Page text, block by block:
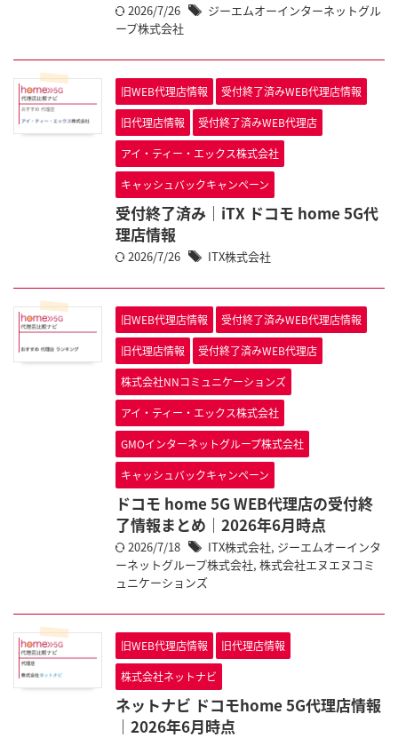
2026/7/26
ジーエムオーインターネットグル
ープ株式会社
旧WEB代理店情報 受付終了済みWEB代理店情報
旧代理店情報 受付終了済みWEB代理店
アイ・ティー・エックス株式会社
キャッシュバックキャンペーン
受付終了済み｜iTX ドコモ home 5G代
理店情報
2026/7/26 ITX株式会社
旧WEB代理店情報 受付終了済みWEB代理店情報
旧代理店情報 受付終了済みWEB代理店
株式会社NNコミュニケーションズ
アイ・ティー・エックス株式会社
GMOインターネットグループ株式会社
キャッシュバックキャンペーン
ドコモ home 5G WEB代理店の受付終
了情報まとめ｜2026年6月時点
2026/7/18 ITX株式会社, ジーエムオーインタ
ーネットグループ株式会社, 株式会社エヌエヌコミ
ュニケーションズ
旧WEB代理店情報 旧代理店情報
株式会社ネットナビ
ネットナビ ドコモhome 5G代理店情報
｜2026年6月時点